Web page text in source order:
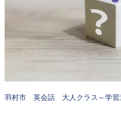
羽村市 英会話 大人クラス～学習